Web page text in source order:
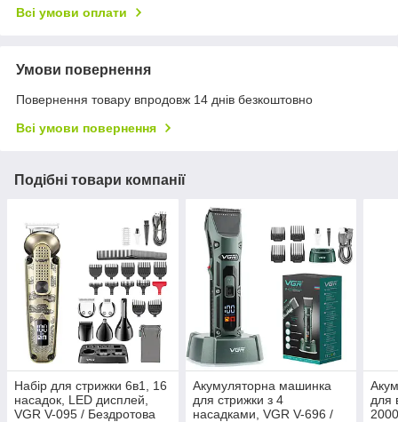
Всі умови оплати
Умови повернення
Повернення товару впродовж 14 днів безкоштовно
Всі умови повернення
Подібні товари компанії
Набір для стрижки 6в1, 16
насадок, LED дисплей,
VGR V-095 / Бездротова
Акумуляторна машинка
для стрижки з 4
насадками, VGR V-696 /
для